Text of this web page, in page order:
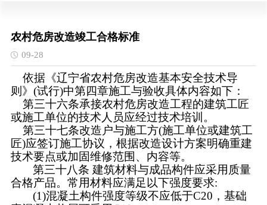
农村危房改造竣工合格标准
09-28
依据《辽宁省农村危房改造基本安全技术导
则》 (试行)中第四章施工与验收具体内容如下：
第三十六条承接农村危房改造工程的建筑工匠
或施工单位的技术人员应经过技术培训。
第三十七条改造户与施工方(施工单位或建筑工
匠)应签订施工协议，根据改造设计方案明确重建
技术要点或加固维修范围、内容等。
第三十八条 建筑材料与成品构件应采用质量
合格产品。常用材料应满足以下强度要求:
(1)混凝土构件强度等级不应低于C20，基础